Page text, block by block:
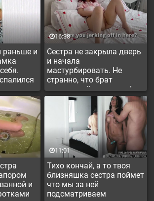
раньше и
Сестра не закрыла дверь
и начала
мастурбировать. Не
странно, что брат
застукал её на дрочке!
16:38
и
Тихо кончай, а то твоя
близняшка сестра поймет
что мы за ней
подсматриваем
11:01